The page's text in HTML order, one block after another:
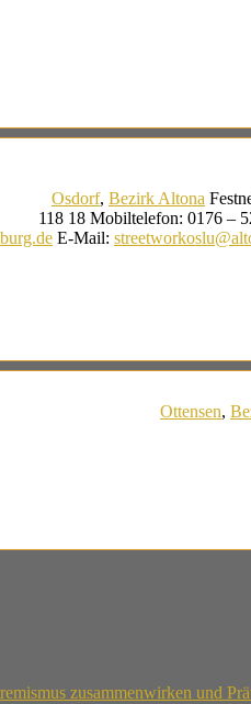
Osdorf, Bezirk Altona
118 18 Mobiltelefon: 0176 –
E-Mail:
Ottensen,
zusammenwirken und